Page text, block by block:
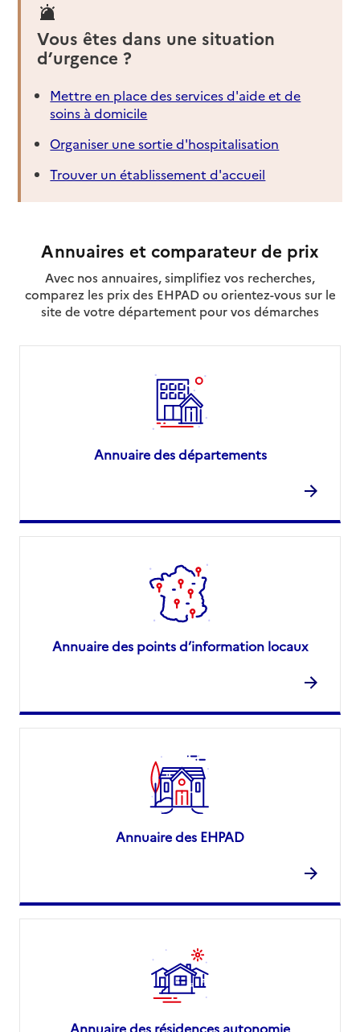
Vous êtes dans une situation
d’urgence ?
Mettre en place des services d'aide et de
soins à domicile
Organiser une sortie d'hospitalisation
Trouver un établissement d'accueil
Annuaires et comparateur de prix
Avec nos annuaires, simplifiez vos recherches,
comparez les prix des EHPAD ou orientez-vous sur le
site de votre département pour vos démarches
Annuaire des départements
Annuaire des points d’information locaux
Annuaire des EHPAD
Annuaire des résidences autonomie